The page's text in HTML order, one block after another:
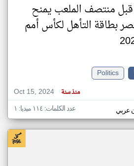
منتصف الملعب يمنح
بطاقة التأهل لكأس أمم
Politics
Oct 15, 2024
منذ سنة
عربي عدد الكلمات: ١١٤ ميديا: ١